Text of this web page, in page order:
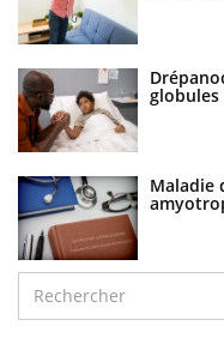
globules
Maladie